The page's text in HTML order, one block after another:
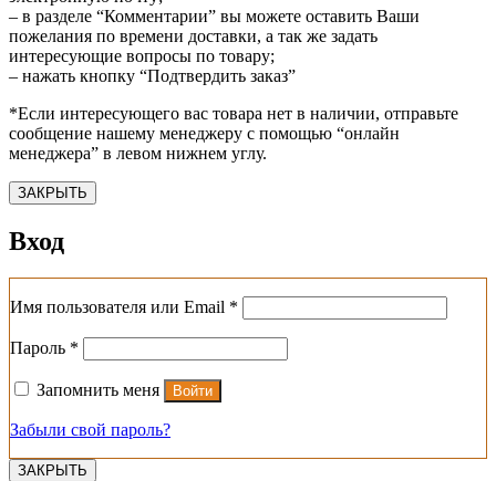
– в разделе “Комментарии” вы можете оставить Ваши
пожелания по времени доставки, а так же задать
интересующие вопросы по товару;
– нажать кнопку “Подтвердить заказ”
*Если интересующего вас товара нет в наличии, отправьте
сообщение нашему менеджеру с помощью “онлайн
менеджера” в левом нижнем углу.
ЗАКРЫТЬ
Вход
Имя пользователя или Email *
Пароль *
Запомнить меня Войти
Забыли свой пароль?
ЗАКРЫТЬ